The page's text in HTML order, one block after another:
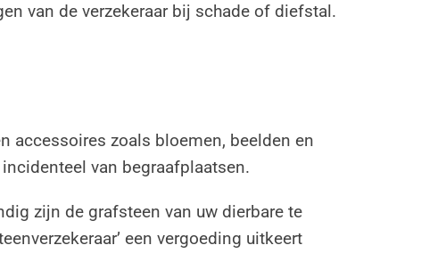
van de verzekeraar bij schade of diefstal.
accessoires zoals bloemen, beelden en
van begraafplaatsen.
zijn de grafsteen van uw dierbare te
een vergoeding uitkeert